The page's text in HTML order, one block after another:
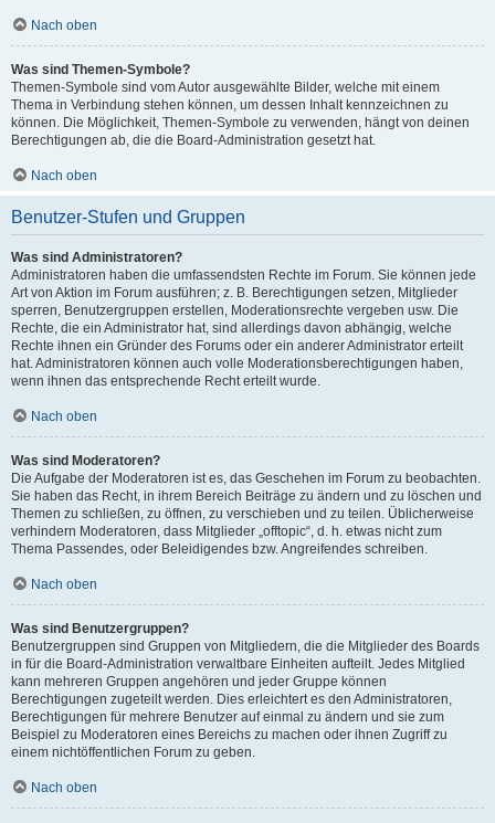
Nach oben
Was sind Themen-Symbole?
Themen-Symbole sind vom Autor ausgewählte Bilder, welche mit einem
Thema in Verbindung stehen können, um dessen Inhalt kennzeichnen zu
können. Die Möglichkeit, Themen-Symbole zu verwenden, hängt von deinen
Berechtigungen ab, die die Board-Administration gesetzt hat.
Nach oben
Benutzer-Stufen und Gruppen
Was sind Administratoren?
Administratoren haben die umfassendsten Rechte im Forum. Sie können jede
Art von Aktion im Forum ausführen; z. B. Berechtigungen setzen, Mitglieder
sperren, Benutzergruppen erstellen, Moderationsrechte vergeben usw. Die
Rechte, die ein Administrator hat, sind allerdings davon abhängig, welche
Rechte ihnen ein Gründer des Forums oder ein anderer Administrator erteilt
hat. Administratoren können auch volle Moderationsberechtigungen haben,
wenn ihnen das entsprechende Recht erteilt wurde.
Nach oben
Was sind Moderatoren?
Die Aufgabe der Moderatoren ist es, das Geschehen im Forum zu beobachten.
Sie haben das Recht, in ihrem Bereich Beiträge zu ändern und zu löschen und
Themen zu schließen, zu öffnen, zu verschieben und zu teilen. Üblicherweise
verhindern Moderatoren, dass Mitglieder „offtopic“, d. h. etwas nicht zum
Thema Passendes, oder Beleidigendes bzw. Angreifendes schreiben.
Nach oben
Was sind Benutzergruppen?
Benutzergruppen sind Gruppen von Mitgliedern, die die Mitglieder des Boards
in für die Board-Administration verwaltbare Einheiten aufteilt. Jedes Mitglied
kann mehreren Gruppen angehören und jeder Gruppe können
Berechtigungen zugeteilt werden. Dies erleichtert es den Administratoren,
Berechtigungen für mehrere Benutzer auf einmal zu ändern und sie zum
Beispiel zu Moderatoren eines Bereichs zu machen oder ihnen Zugriff zu
einem nichtöffentlichen Forum zu geben.
Nach oben